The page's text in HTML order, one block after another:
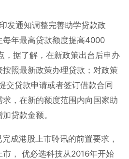
发通知调整完善助学贷款政
每年最高贷款额度提高4000
，据了解，在新政策出台后申办
照最新政策办理贷款；对政策
交贷款申请或者签订借款合同
，在新的额度范围内向国家助
贷款金额。
成港股上市聆讯的前置要求，
， 优必选科技从2016年开始